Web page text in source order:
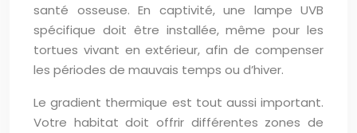
santé osseuse. En captivité, une lampe UVB
spécifique doit être installée, même pour les
tortues vivant en extérieur, afin de compenser
les périodes de mauvais temps ou d’hiver.
Le gradient thermique est tout aussi important.
Votre habitat doit offrir différentes zones de